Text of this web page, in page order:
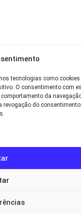
tecnologias como cookies
O consentimento com
da
do